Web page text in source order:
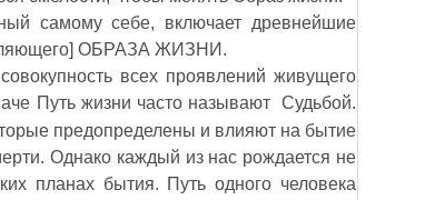
самому себе, включает древнейшие
ОБРАЗА ЖИЗНИ.
всех проявлений живущего
Путь жизни часто называют Судьбой.
предопределены и влияют на бытие
Однако каждый из нас рождается не
планах бытия. Путь одного человека